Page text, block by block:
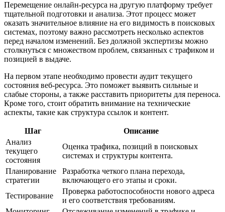
Перемещение онлайн-ресурса на другую платформу требует
тщательной подготовки и анализа. Этот процесс может
оказать значительное влияние на его видимость в поисковых
системах, поэтому важно рассмотреть несколько аспектов
перед началом изменений. Без должной экспертизы можно
столкнуться с множеством проблем, связанных с трафиком и
позицией в выдаче.
На первом этапе необходимо провести аудит текущего
состояния веб-ресурса. Это поможет выявить сильные и
слабые стороны, а также расставить приоритеты для переноса.
Кроме того, стоит обратить внимание на технические
аспекты, такие как структура ссылок и контент.
Шаг
Описание
Анализ
текущего
состояния
Оценка трафика, позиций в поисковых
системах и структуры контента.
Планирование
стратегии
Разработка четкого плана перехода,
включающего его этапы и сроки.
Тестирование
Проверка работоспособности нового адреса
и его соответствия требованиям.